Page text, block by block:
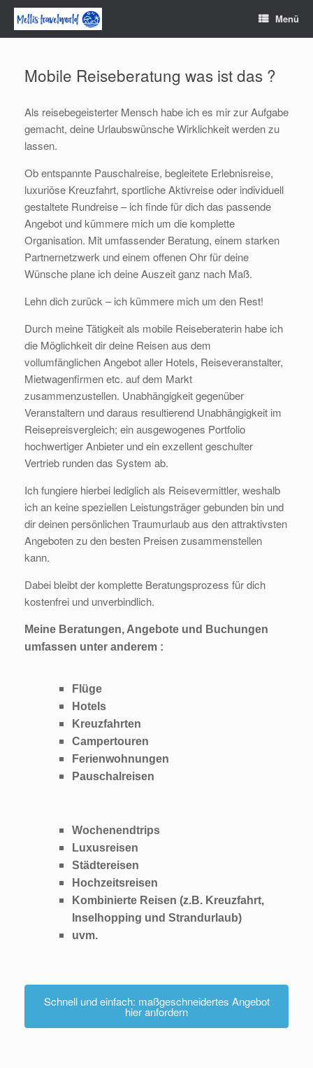
Zum
Inhalt
springen
Menü
Mobile Reiseberatung was ist das ?
Als reisebegeisterter Mensch habe ich es mir zur Aufgabe
gemacht, deine Urlaubswünsche Wirklichkeit werden zu
lassen.
Ob entspannte Pauschalreise, begleitete Erlebnisreise,
luxuriöse Kreuzfahrt, sportliche Aktivreise oder individuell
gestaltete Rundreise – ich finde für dich das passende
Angebot und kümmere mich um die komplette
Organisation. Mit umfassender Beratung, einem starken
Partnernetzwerk und einem offenen Ohr für deine
Wünsche plane ich deine Auszeit ganz nach Maß.
Lehn dich zurück – ich kümmere mich um den Rest!
Durch meine Tätigkeit als mobile Reiseberaterin habe ich
die Möglichkeit dir deine Reisen aus dem
vollumfänglichen Angebot aller Hotels, Reiseveranstalter,
Mietwagenfirmen etc. auf dem Markt
zusammenzustellen. Unabhängigkeit gegenüber
Veranstaltern und daraus resultierend Unabhängigkeit im
Reisepreisvergleich; ein ausgewogenes Portfolio
hochwertiger Anbieter und ein exzellent geschulter
Vertrieb runden das System ab.
Ich fungiere hierbei lediglich als Reisevermittler, weshalb
ich an keine speziellen Leistungsträger gebunden bin und
dir deinen persönlichen Traumurlaub aus den attraktivsten
Angeboten zu den besten Preisen zusammenstellen
kann.
Dabei bleibt der komplette Beratungsprozess für dich
kostenfrei und unverbindlich.
Meine Beratungen, Angebote und Buchungen
umfassen unter anderem :
Flüge
Hotels
Kreuzfahrten
Campertouren
Ferienwohnungen
Pauschalreisen
Wochenendtrips
Luxusreisen
Städtereisen
Hochzeitsreisen
Kombinierte Reisen (z.B. Kreuzfahrt,
Inselhopping und Strandurlaub)
uvm.
Schnell und einfach: maßgeschneidertes Angebot
hier anfordern